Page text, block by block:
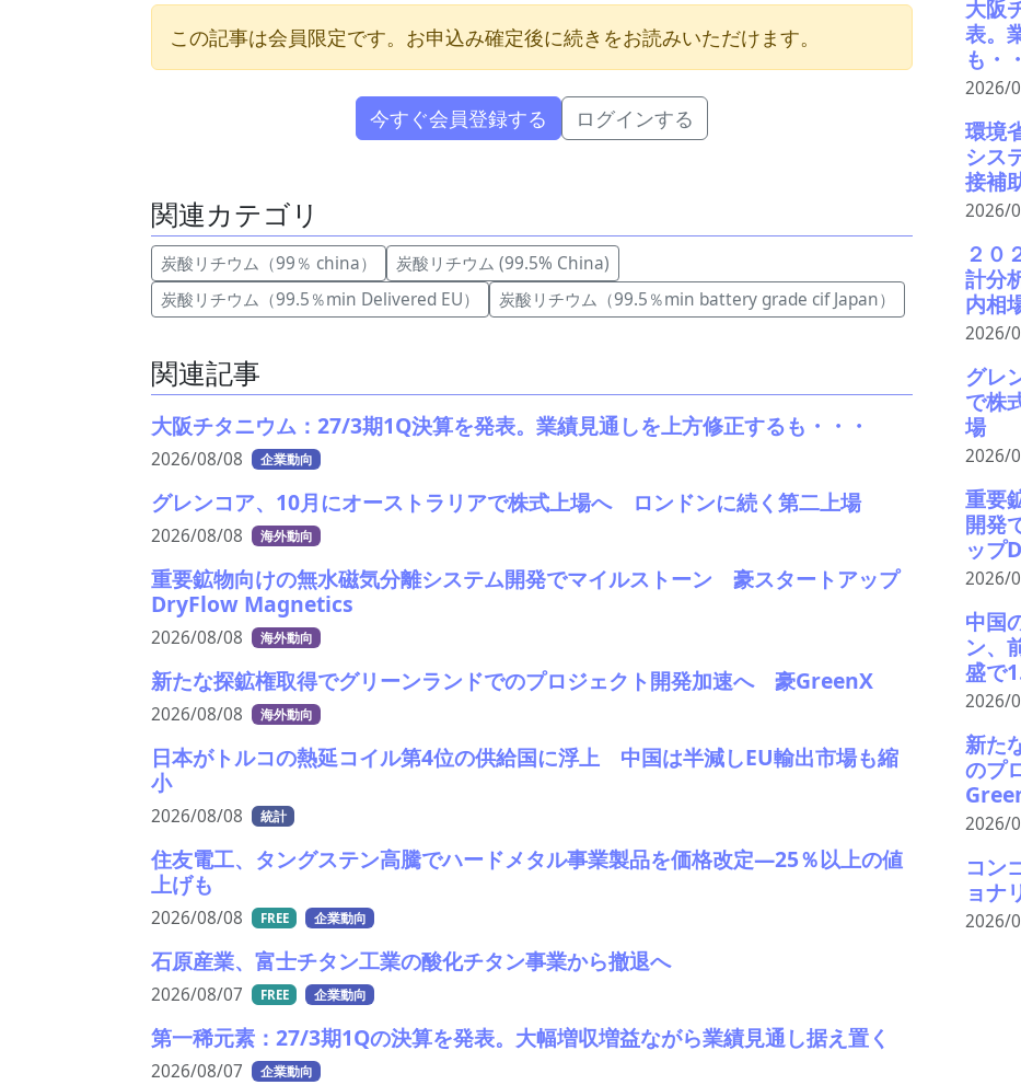
この記事は会員限定です。お申込み確定後に続きをお読みいただけます。
今すぐ会員登録する ログインする
関連カテゴリ
炭酸リチウム（99％ china）
炭酸リチウム (99.5% China)
炭酸リチウム（99.5％min Delivered EU）
炭酸リチウム（99.5％min battery grade cif Japan）
関連記事
大阪チタニウム：27/3期1Q決算を発表。業績見通しを上方修正するも・・・
2026/08/08 企業動向
グレンコア、10月にオーストラリアで株式上場へ ロンドンに続く第二上場
2026/08/08 海外動向
重要鉱物向けの無水磁気分離システム開発でマイルストーン 豪スタートアップ
DryFlow Magnetics
2026/08/08 海外動向
新たな探鉱権取得でグリーンランドでのプロジェクト開発加速へ 豪GreenX
2026/08/08 海外動向
日本がトルコの熱延コイル第4位の供給国に浮上 中国は半減しEU輸出市場も縮
小
2026/08/08 統計
住友電工、タングステン高騰でハードメタル事業製品を価格改定―25％以上の値
上げも
2026/08/08 FREE 企業動向
石原産業、富士チタン工業の酸化チタン事業から撤退へ
2026/08/07 FREE 企業動向
第一稀元素：27/3期1Qの決算を発表。大幅増収増益ながら業績見通し据え置く
2026/08/07 企業動向
大阪
表。
も・
2026/
環境
シス
接補
2026/
２０
計分
内相
2026/
グレ
で株
場
2026/
重要
開発
ップ
2026/
中国
ン、
盛で
2026/
新た
のプ
2026/
コン
ョナ
2026/